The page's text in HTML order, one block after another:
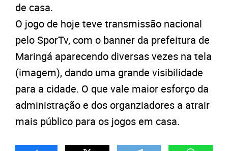
de casa.
O jogo de hoje teve transmissão nacional
pelo SporTv, com o banner da prefeitura de
Maringá aparecendo diversas vezes na tela
(imagem), dando uma grande visibilidade
para a cidade. O que vale maior esforço da
administração e dos organziadores a atrair
mais público para os jogos em casa.